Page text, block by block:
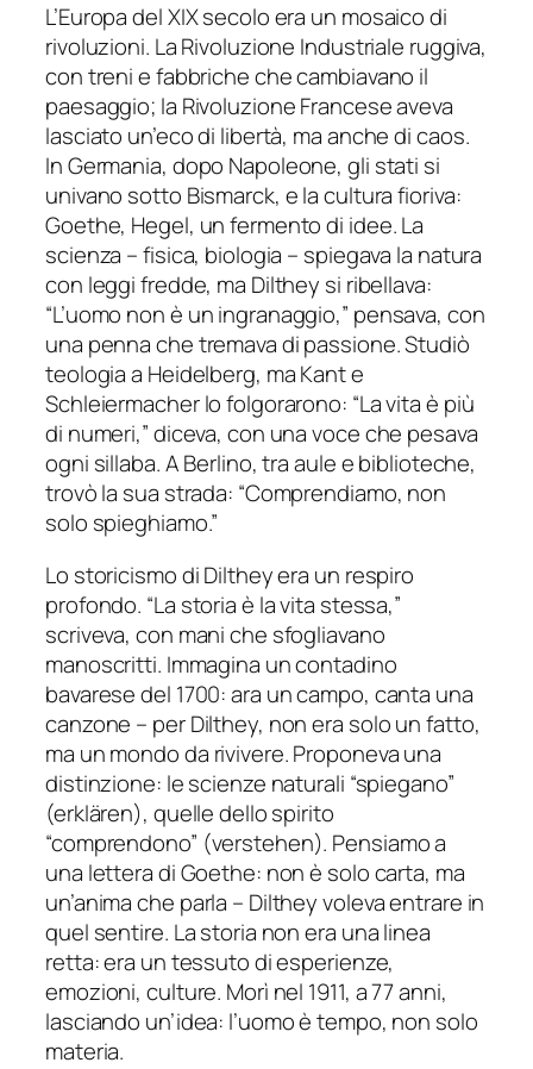
L’Europa del XIX secolo era un mosaico di
rivoluzioni. La Rivoluzione Industriale ruggiva,
con treni e fabbriche che cambiavano il
paesaggio; la Rivoluzione Francese aveva
lasciato un’eco di libertà, ma anche di caos.
In Germania, dopo Napoleone, gli stati si
univano sotto Bismarck, e la cultura fioriva:
Goethe, Hegel, un fermento di idee. La
scienza – fisica, biologia – spiegava la natura
con leggi fredde, ma Dilthey si ribellava:
“L’uomo non è un ingranaggio,” pensava, con
una penna che tremava di passione. Studiò
teologia a Heidelberg, ma Kant e
Schleiermacher lo folgorarono: “La vita è più
di numeri,” diceva, con una voce che pesava
ogni sillaba. A Berlino, tra aule e biblioteche,
trovò la sua strada: “Comprendiamo, non
solo spieghiamo.”
Lo storicismo di Dilthey era un respiro
profondo. “La storia è la vita stessa,”
scriveva, con mani che sfogliavano
manoscritti. Immagina un contadino
bavarese del 1700: ara un campo, canta una
canzone – per Dilthey, non era solo un fatto,
ma un mondo da rivivere. Proponeva una
distinzione: le scienze naturali “spiegano”
(erklären), quelle dello spirito
“comprendono” (verstehen). Pensiamo a
una lettera di Goethe: non è solo carta, ma
un’anima che parla – Dilthey voleva entrare in
quel sentire. La storia non era una linea
retta: era un tessuto di esperienze,
emozioni, culture. Morì nel 1911, a 77 anni,
lasciando un’idea: l’uomo è tempo, non solo
materia.